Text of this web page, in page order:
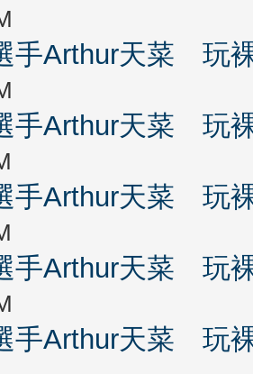
手Arthur天菜 玩
手Arthur天菜 玩
手Arthur天菜 玩
手Arthur天菜 玩
手Arthur天菜 玩